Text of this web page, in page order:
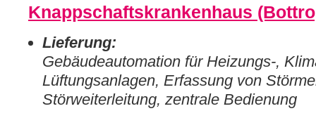
Knappschaftskrankenhaus
Lieferung:
Gebäudeautomation für Heizungs-,
Lüftungsanlagen, Erfassung von
Störweiterleitung, zentrale Bedienung